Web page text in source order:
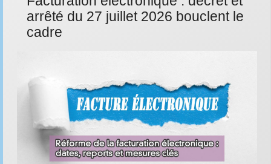
arrêté du 27 juillet 2026 bouclent le
cadre